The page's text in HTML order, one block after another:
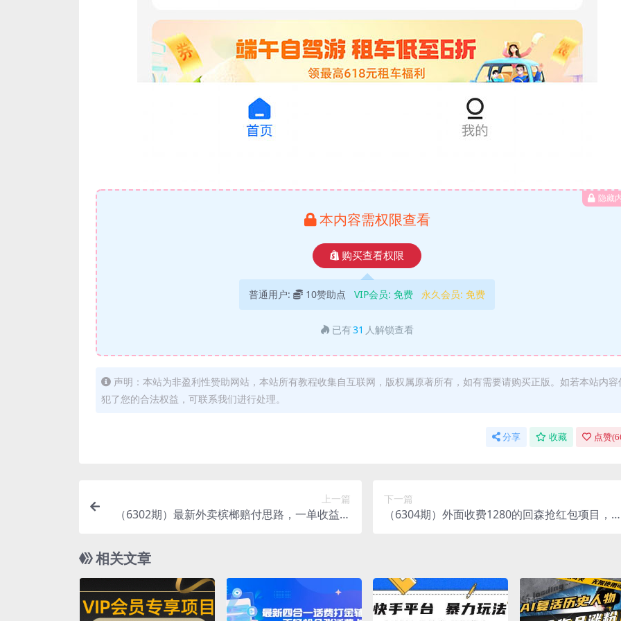
隐藏
本内容需权限查看
购买查看权限
普通用户: 10赞助点 VIP会员: 免费 永久会员: 免费
已有31 人解锁查看
声明：本站为非盈利性赞助网站，本站所有教程收集自互联网，版权属原著所有，如有需要请购买正版。如若本站内容
犯了您的合法权益，可联系我们进行处理。
分享 收藏 点赞(
上一篇
（6302期）最新外卖槟榔赔付思路，一单收益至
下一篇
（6304期）外面收费1280的回森抢红包项目，
相关文章